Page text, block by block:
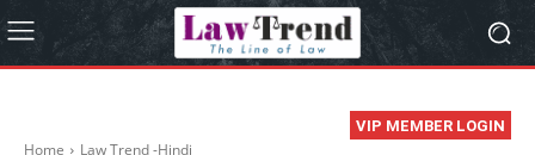
VIP MEMBER LOGIN
Home Law Trend -Hindi